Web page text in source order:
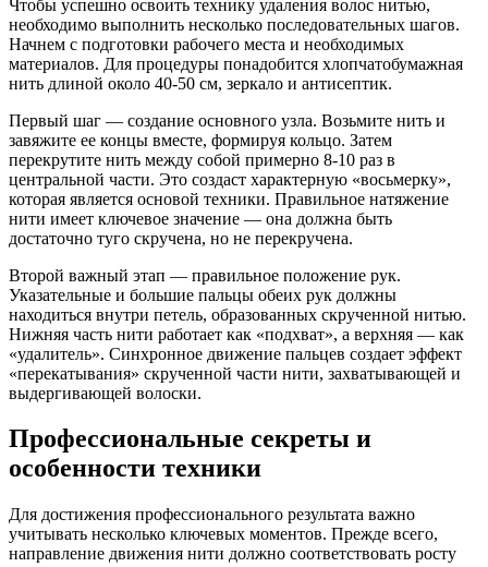
Чтобы успешно освоить технику удаления волос нитью,
необходимо выполнить несколько последовательных шагов.
Начнем с подготовки рабочего места и необходимых
материалов. Для процедуры понадобится хлопчатобумажная
нить длиной около 40-50 см, зеркало и антисептик.
Первый шаг — создание основного узла. Возьмите нить и
завяжите ее концы вместе, формируя кольцо. Затем
перекрутите нить между собой примерно 8-10 раз в
центральной части. Это создаст характерную «восьмерку»,
которая является основой техники. Правильное натяжение
нити имеет ключевое значение — она должна быть
достаточно туго скручена, но не перекручена.
Второй важный этап — правильное положение рук.
Указательные и большие пальцы обеих рук должны
находиться внутри петель, образованных скрученной нитью.
Нижняя часть нити работает как «подхват», а верхняя — как
«удалитель». Синхронное движение пальцев создает эффект
«перекатывания» скрученной части нити, захватывающей и
выдергивающей волоски.
Профессиональные секреты и
особенности техники
Для достижения профессионального результата важно
учитывать несколько ключевых моментов. Прежде всего,
направление движения нити должно соответствовать росту